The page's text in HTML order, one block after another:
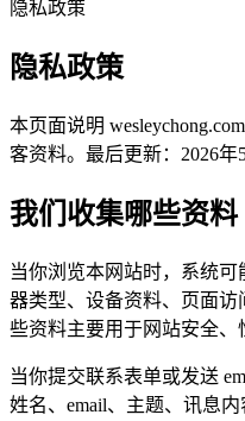
隐私政策
隐私政策
本页面说明
客资料。最后更新：2026年5
我们收集哪些资料
当你浏览本网站时，系统
器类型、设备资料、页面
些资料主要用于网站安全、
当你提交联系表单或发送
姓名、email、主题、讯息